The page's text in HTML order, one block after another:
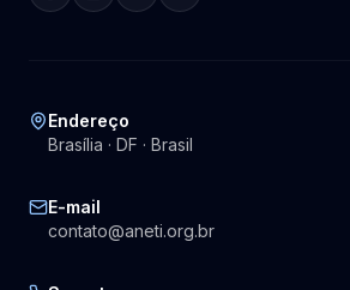
Endereço
Brasília · DF · Brasil
E-mail
contato@aneti.org.br